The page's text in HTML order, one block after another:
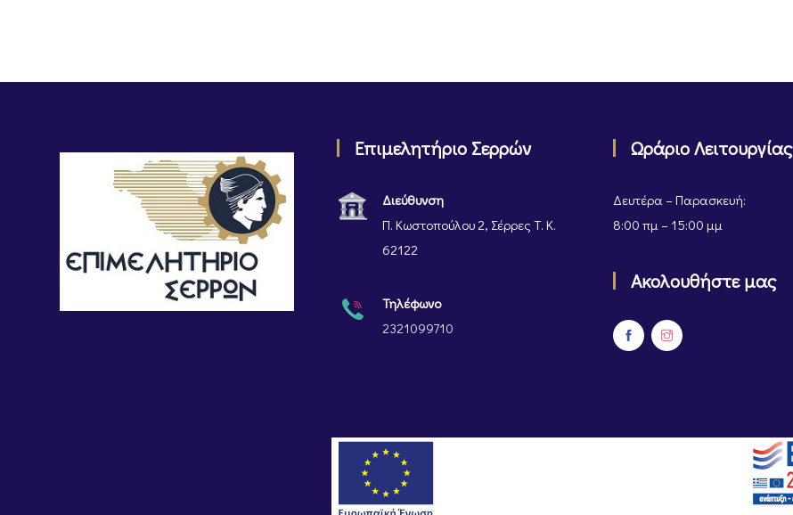
Επιμελητήριο Σερρών
Διεύθυνση
Π. Κωστοπούλου 2, Σέρρες Τ. Κ.
62122
Τηλέφωνο
2321099710
Ωράριο Λειτουργίας
Δευτέρα – Παρασκευή:
8:00 πμ – 15:00 μμ
Ακολουθήστε μας